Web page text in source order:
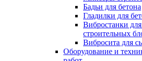
Бадьи для бетона
Гладилки для
Вибростанки
строительных
Вибросита для
Оборудование и